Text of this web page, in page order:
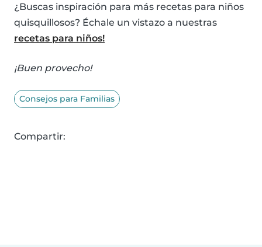
¿Buscas inspiración para más recetas para niños
quisquillosos? Échale un vistazo a nuestras
recetas para niños!
¡Buen provecho!
Consejos para Familias
Compartir: